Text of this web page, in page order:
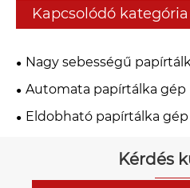
Kapcsolódó kategória
Nagy sebességű
Automata papírtálka gép
Eldobható papírtálka gép
Kérdés